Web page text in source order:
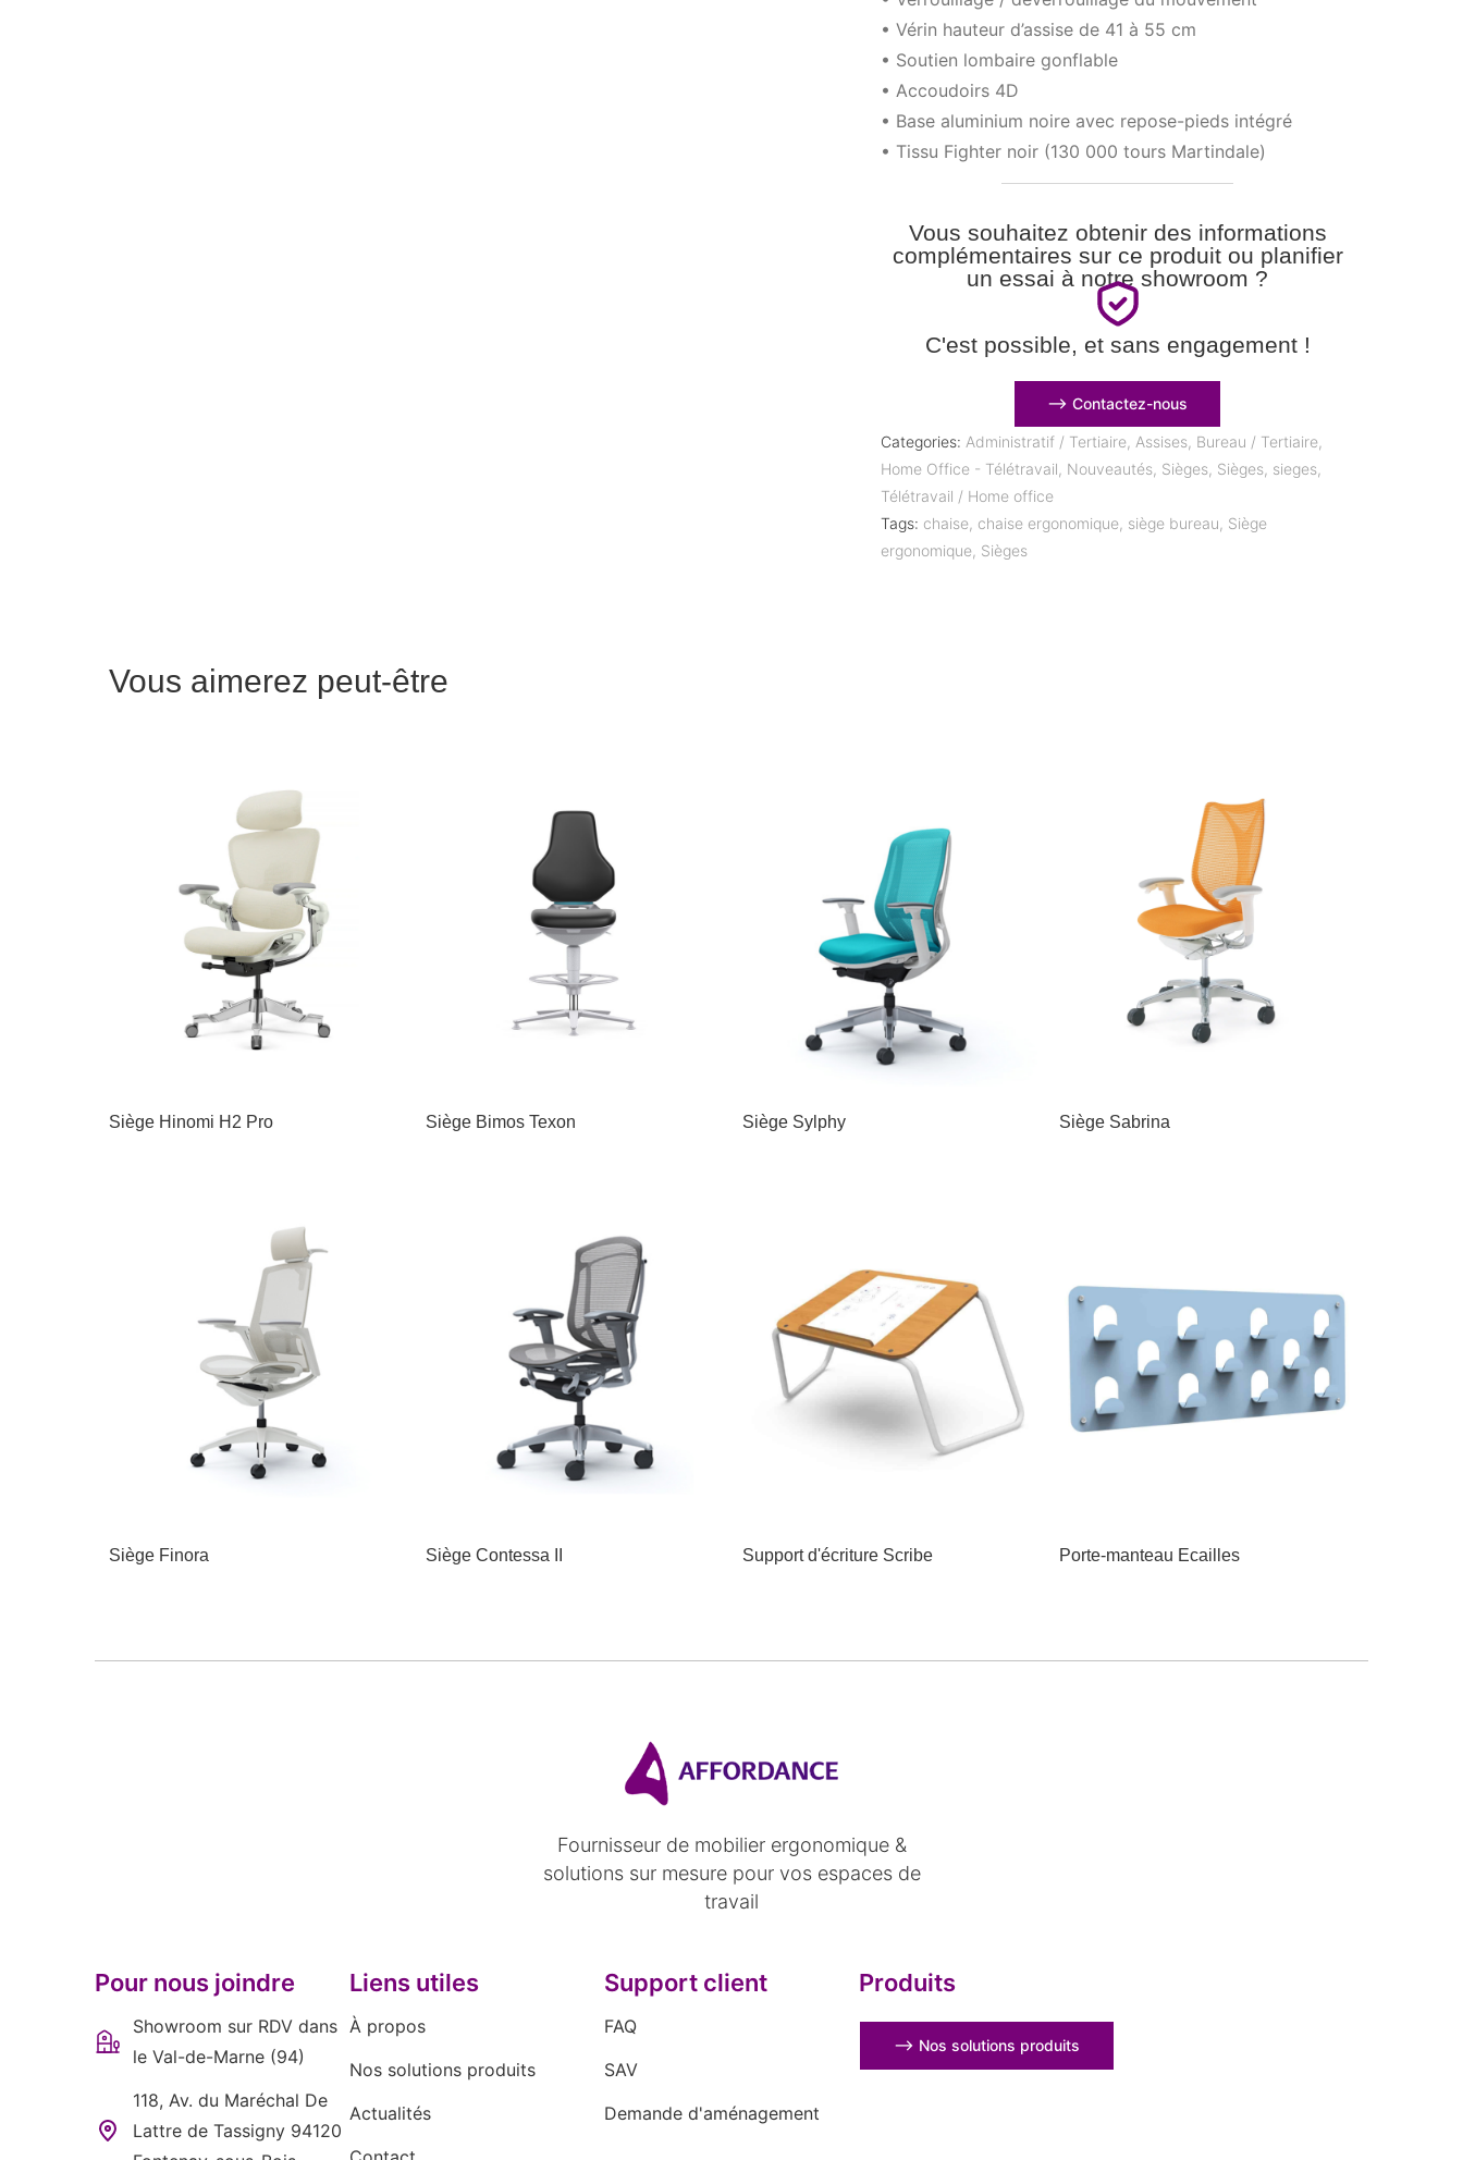
• Vérin hauteur d’assise de 41 à 55 cm
• Soutien lombaire gonflable
• Accoudoirs 4D
• Base aluminium noire avec repose-pieds intégré
• Tissu Fighter noir (130 000 tours Martindale)
Vous souhaitez obtenir des informations
complémentaires sur ce produit ou planifier
un essai à notre showroom ?
C'est possible, et sans engagement !
⟶ Contactez-nous
Categories: Administratif / Tertiaire, Assises, Bureau / Tertiaire,
Home Office - Télétravail, Nouveautés, Sièges, Sièges, sieges,
Télétravail / Home office
Tags: chaise, chaise ergonomique, siège bureau, Siège
ergonomique, Sièges
Vous aimerez peut-être
Siège Hinomi H2 Pro Siège Bimos Texon Siège Sylphy Siège Sabrina
Siège Finora Siège Contessa II Support d'écriture Scribe Porte-manteau Ecailles
Fournisseur de mobilier ergonomique &
solutions sur mesure pour vos espaces de
travail
Pour nous joindre
Showroom sur RDV dans
le Val-de-Marne (94)
118, Av. du Maréchal De
Lattre de Tassigny 94120
Liens utiles
À propos
Nos solutions produits
Actualités
Support client
FAQ
SAV
Demande d'aménagement
Produits
⟶ Nos solutions produits